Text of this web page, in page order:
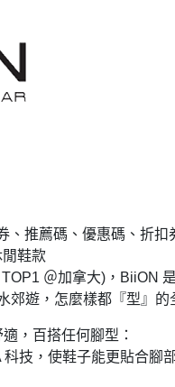
、推薦碼、優惠碼、折
鞋款
＠加拿大)，BiiON
郊遊，怎麼樣都『型』的
，百搭任何腳型：
技，使鞋子能更貼合腳